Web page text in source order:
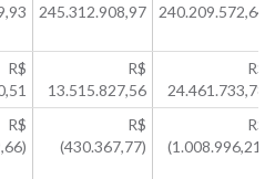
245.312.908,97
240.209.572,64
R$
R$
13.515.827,56
R$
24.461.733,78
R$
R$
(430.367,77)
R$
(1.008.996,21)